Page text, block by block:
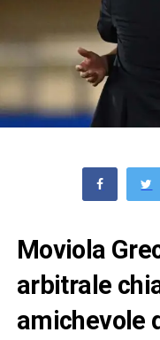
Moviola
arbitrale
amichevole